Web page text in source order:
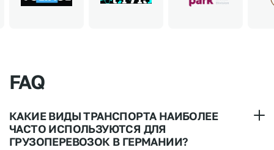
FAQ
КАКИЕ ВИДЫ ТРАНСПОРТА НАИБОЛЕЕ
ЧАСТО ИСПОЛЬЗУЮТСЯ ДЛЯ
ГРУЗОПЕРЕВОЗОК В ГЕРМАНИИ?